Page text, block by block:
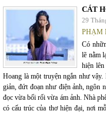
CÁT
29
PHẠM
Có
lẽ nằm
hiện
Hoang là một truyện ngắn như
giản, đứt đoạn như điện ảnh, ngôn
đọc vừa bối rối vừa ám ảnh. Nhà
có cấu trúc của thơ hiện đại, nơi